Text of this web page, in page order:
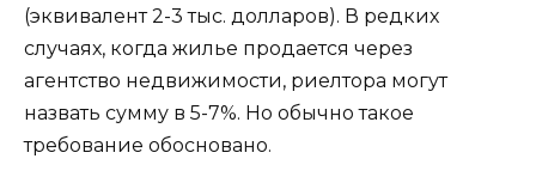
(эквивалент 2-3 тыс. долларов). В редких
случаях, когда жилье продается через
агентство недвижимости, риелтора могут
назвать сумму в 5-7%. Но обычно такое
требование обосновано.